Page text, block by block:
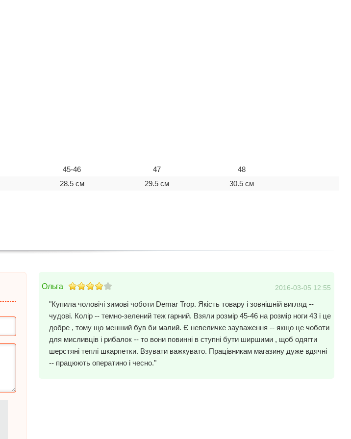
45-46 47
48
28.5 см 29.5 см 30.5 см
Ольга 2016-03-05 12:55
"Купила чоловічі зимові чоботи Demar Trop. Якість товару і зовнішній вигляд --
чудові. Колір -- темно-зелений теж гарний. Взяли розмір 45-46 на розмір ноги 43 і це
добре , тому що менший був би малий. Є невеличке зауваження -- якщо це чоботи
для мисливців і рибалок -- то вони повинні в ступні бути ширшими , щоб одягти
шерстяні теплі шкарпетки. Взувати важкувато. Працівникам магазину дуже вдячні
-- працюють оператино і чесно."